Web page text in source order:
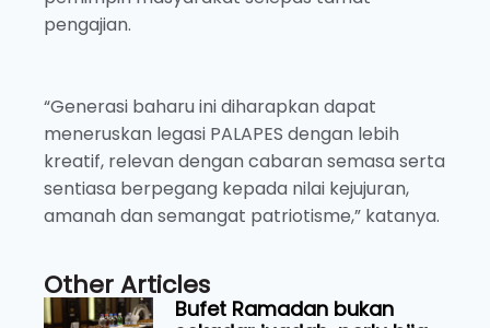
pengajian.
“Generasi baharu ini diharapkan dapat
meneruskan legasi PALAPES dengan lebih
kreatif, relevan dengan cabaran semasa serta
sentiasa berpegang kepada nilai kejujuran,
amanah dan semangat patriotisme,” katanya.
Other Articles
Bufet Ramadan bukan